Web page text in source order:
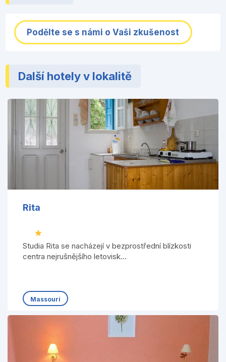
Podělte se s námi o Vaši zkušenost
Další hotely v lokalitě
Rita
Studia Rita se nacházejí v bezprostřední blízkosti
centra nejrušnějšího letovisk...
Massouri